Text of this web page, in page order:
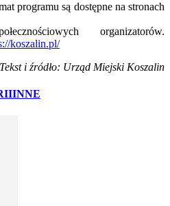
programu są dostępne na stronach
organizatorów.
koszalin.pl/
Tekst i źródło: Urząd Miejski Koszalin
INNE